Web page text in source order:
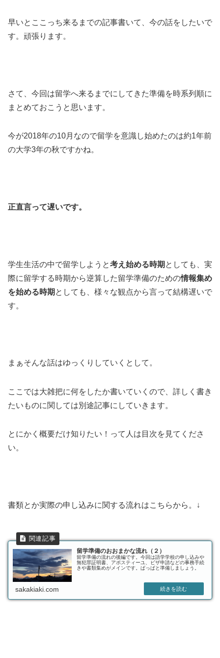
早いとここっち来るまでの記事書いて、今の話をしたいで
す。頑張ります。
さて、今回は留学へ来るまでにしてきた準備を時系列順に
まとめておこうと思います。
今が2018年の10月なので留学を意識し始めたのは約1年前
の大学3年の秋ですかね。
正直言って遅いです。
学生生活の中で留学しようと考え始める時期 としても、実
際に留学する時期から逆算した留学準備のための情報集め
を始める時期 としても、様々な観点から言って結構遅いで
す。
まぁそんな話はゆっくりしていくとして。
ここでは大雑把に何をしたか書いていくので、詳しく書き
たいものに関しては別途記事にしていきます。
とにかく概要だけ知りたい！って人は目次を見てくださ
い。
書類とか実際の申し込みに関する流れはこちらから。↓
留学準備のおおまかな流れ（２）
留学準備の流れの後編です。今回は語学学校の申し込みや
無犯罪証明書、アポスティーユ、ビザ申請などの事務手続
きや書類集めがメインです。ぱっぱと準備しましょう。
sakakiaki.com